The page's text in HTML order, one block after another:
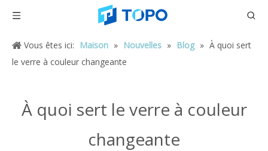
Vous êtes ici: Maison » Nouvelles » Blog » À quoi sert
le verre à couleur changeante
À quoi sert le verre à couleur
changeante